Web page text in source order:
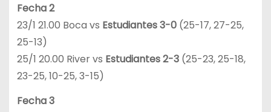
Fecha 2
23/1 21.00 Boca vs Estudiantes 3-0 (25-17, 27-25,
25-13)
25/1 20.00 River vs Estudiantes 2-3(25-23, 25-18,
23-25, 10-25, 3-15)
Fecha 3